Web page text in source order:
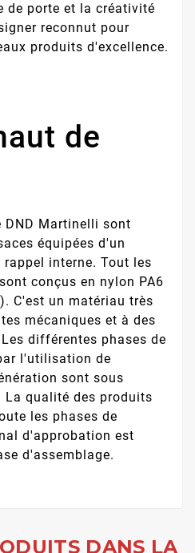
de porte et la créativité
reconnut pour
produits d'excellence.
de
DND Martinelli sont
équipées d'un
interne. Tout les
conçus en nylon PA6
C'est un matériau très
mécaniques et à des
différentes phases de
l'utilisation de
sont sous
qualité des produits
les phases de
d'approbation est
d'assemblage.
DANS LA